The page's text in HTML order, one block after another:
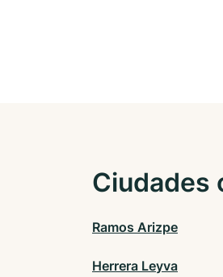
Ciudades
Ramos Arizpe
Herrera Leyva